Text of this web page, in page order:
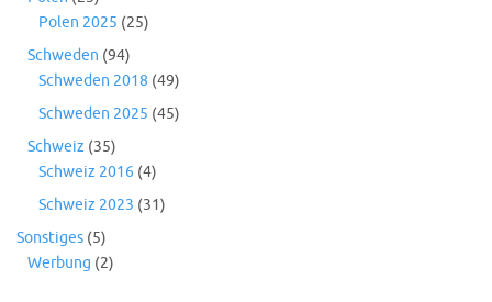
Polen 2025 (25)
Schweden (94)
Schweden 2018 (49)
Schweden 2025 (45)
Schweiz (35)
Schweiz 2016 (4)
Schweiz 2023 (31)
Sonstiges (5)
Werbung (2)